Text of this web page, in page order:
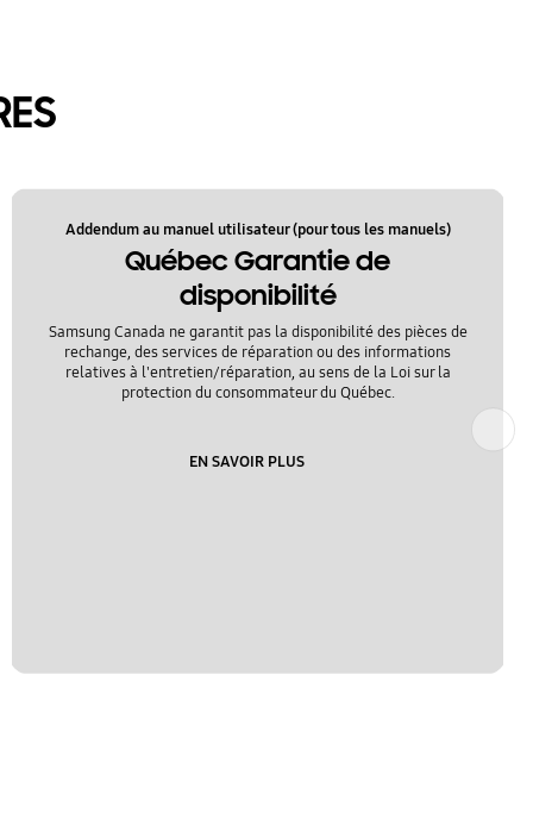
Addendum au manuel utilisateur (pour tous les manuels)
Québec Garantie de
disponibilité
Samsung Canada ne garantit pas la disponibilité des pièces de
rechange, des services de réparation ou des informations
relatives à l'entretien/réparation, au sens de la Loi sur la
protection du consommateur du Québec.
EN SAVOIR PLUS